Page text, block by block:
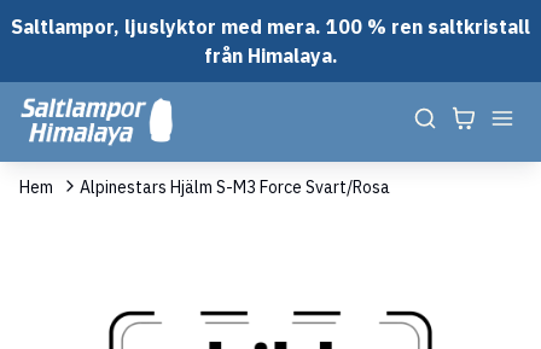
Saltlampor, ljuslyktor med mera. 100 % ren saltkristall
från Himalaya.
Hem Alpinestars Hjälm S-M3 Force Svart/Rosa